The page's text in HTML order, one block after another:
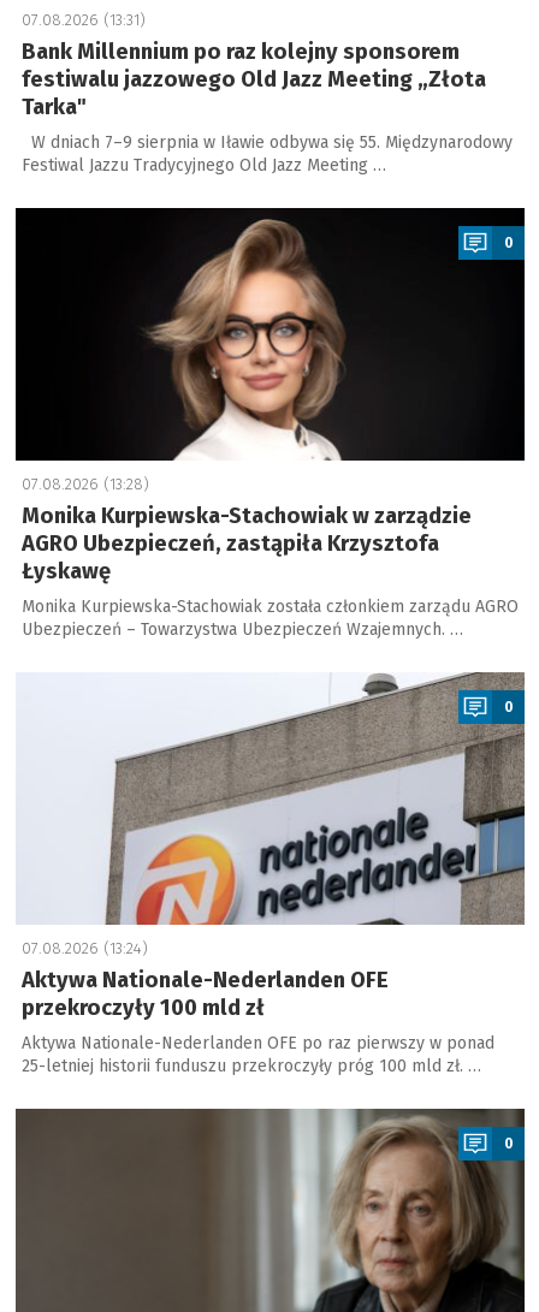
07.08.2026 (13:31)
Bank Millennium po raz kolejny sponsorem
festiwalu jazzowego Old Jazz Meeting „Złota
Tarka"
W dniach 7–9 sierpnia w Iławie odbywa się 55. Międzynarodowy
Festiwal Jazzu Tradycyjnego Old Jazz Meeting …
a
0
07.08.2026 (13:28)
Monika Kurpiewska-Stachowiak w zarządzie
AGRO Ubezpieczeń, zastąpiła Krzysztofa
Łyskawę
Monika Kurpiewska-Stachowiak została członkiem zarządu AGRO
Ubezpieczeń – Towarzystwa Ubezpieczeń Wzajemnych. …
0
07.08.2026 (13:24)
Aktywa Nationale-Nederlanden OFE
przekroczyły 100 mld zł
Aktywa Nationale-Nederlanden OFE po raz pierwszy w ponad
25-letniej historii funduszu przekroczyły próg 100 mld zł. …
a
0